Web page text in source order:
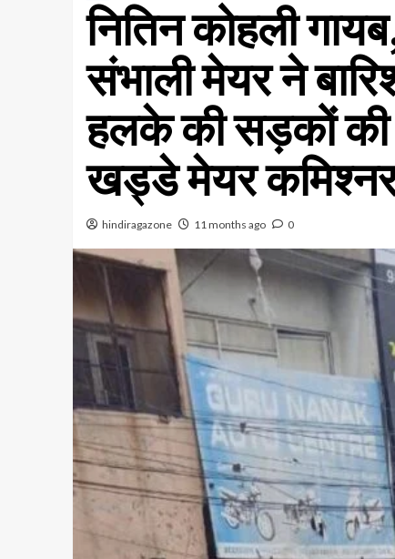
नितिन कोहली
संभाली मेयर ने
हलके की सड़कों
खड्डे मेयर
hindiragazone 11 months ago 0